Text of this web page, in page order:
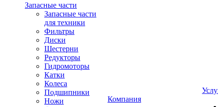
Запасные части
Запасные части
для техники
Фильтры
Диски
Шестерни
Редукторы
Гидромоторы
Катки
Колеса
Подшипники
Ножи
Компания